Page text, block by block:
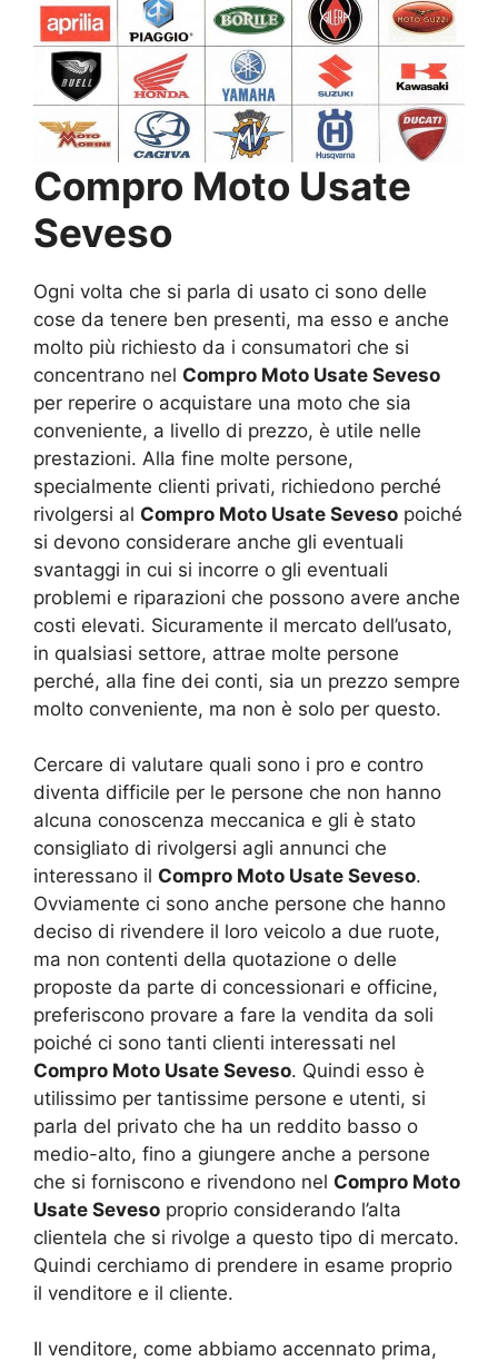
Compro Moto Usate
Seveso
Ogni volta che si parla di usato ci sono delle
cose da tenere ben presenti, ma esso e anche
molto più richiesto da i consumatori che si
concentrano nel Compro Moto Usate Seveso
per reperire o acquistare una moto che sia
conveniente, a livello di prezzo, è utile nelle
prestazioni. Alla fine molte persone,
specialmente clienti privati, richiedono perché
rivolgersi al Compro Moto Usate Seveso poiché
si devono considerare anche gli eventuali
svantaggi in cui si incorre o gli eventuali
problemi e riparazioni che possono avere anche
costi elevati. Sicuramente il mercato dell’usato,
in qualsiasi settore, attrae molte persone
perché, alla fine dei conti, sia un prezzo sempre
molto conveniente, ma non è solo per questo.
Cercare di valutare quali sono i pro e contro
diventa difficile per le persone che non hanno
alcuna conoscenza meccanica e gli è stato
consigliato di rivolgersi agli annunci che
interessano il Compro Moto Usate Seveso.
Ovviamente ci sono anche persone che hanno
deciso di rivendere il loro veicolo a due ruote,
ma non contenti della quotazione o delle
proposte da parte di concessionari e officine,
preferiscono provare a fare la vendita da soli
poiché ci sono tanti clienti interessati nel
Compro Moto Usate Seveso. Quindi esso è
utilissimo per tantissime persone e utenti, si
parla del privato che ha un reddito basso o
medio-alto, fino a giungere anche a persone
che si forniscono e rivendono nel Compro Moto
Usate Seveso proprio considerando l’alta
clientela che si rivolge a questo tipo di mercato.
Quindi cerchiamo di prendere in esame proprio
il venditore e il cliente.
Il venditore, come abbiamo accennato prima,